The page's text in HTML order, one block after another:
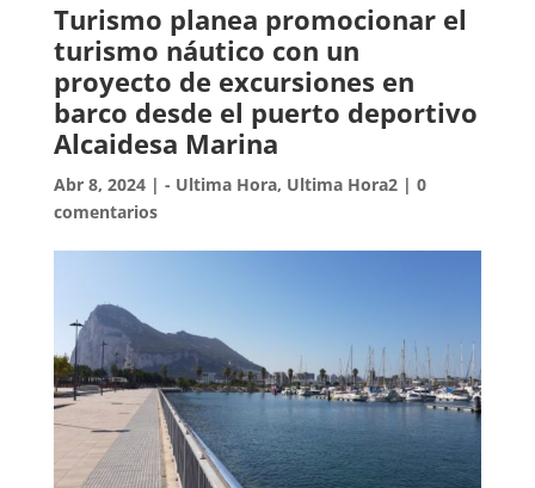
Turismo planea promocionar el
turismo náutico con un
proyecto de excursiones en
barco desde el puerto deportivo
Alcaidesa Marina
Abr 8, 2024| - Ultima Hora, Ultima Hora2| 0
comentarios